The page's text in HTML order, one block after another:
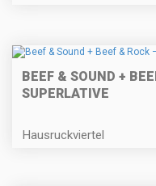
BEEF & SOUND +
SUPERLATIVE
Hausruckviertel